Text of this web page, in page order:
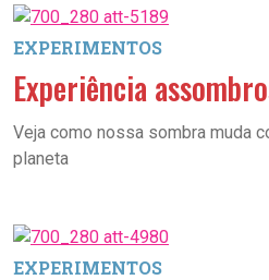
EXPERIMENTOS
Experiência
Veja como nossa sombra muda
planeta
EXPERIMENTOS